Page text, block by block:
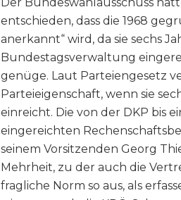
Der Bundeswahlausschuss
entschieden, dass die 1968
anerkannt“ wird, da sie sechs
Bundestagsverwaltung
genüge. Laut Parteiengesetz
Parteieigenschaft, wenn sie
einreicht. Die von der DKP bis
eingereichten
seinem Vorsitzenden Georg
Mehrheit, zu der auch die
fragliche Norm so aus, als